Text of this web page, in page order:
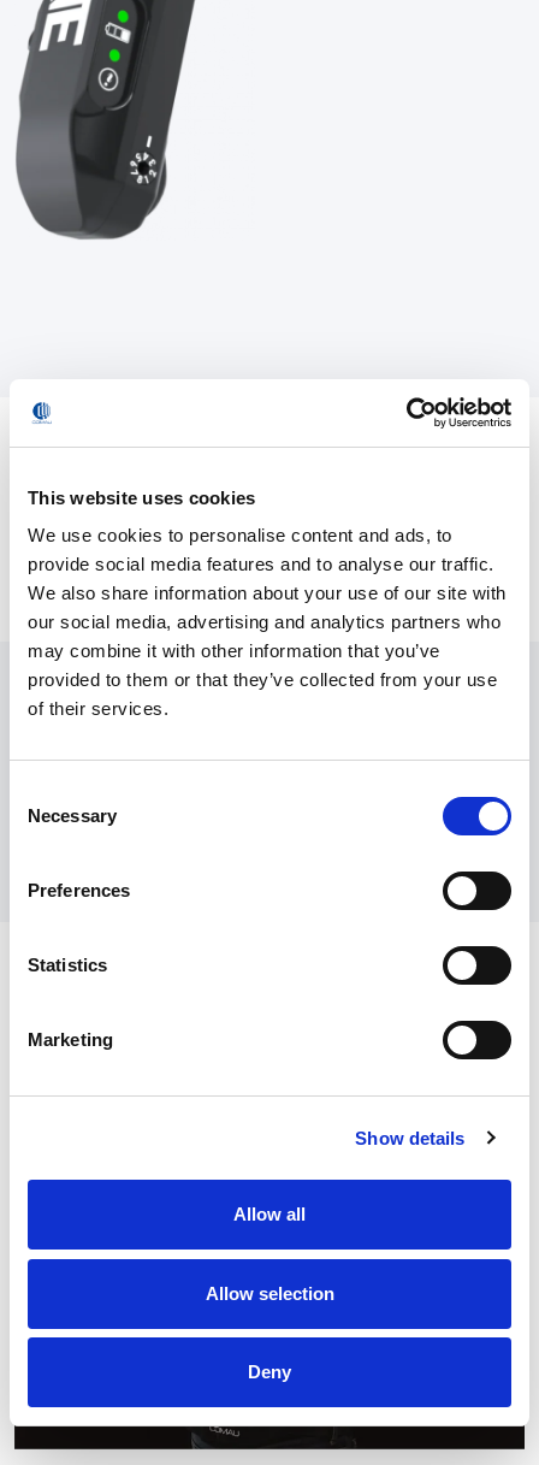
This website uses cookies
We use cookies to personalise content and ads, to
provide social media features and to analyse our traffic.
We also share information about your use of our site with
our social media, advertising and analytics partners who
may combine it with other information that you’ve
provided to them or that they’ve collected from your use
of their services.
Selection
Necessary
Preferences
Statistics
Marketing
Show details
Allow all
Allow selection
Deny
Scarica i materiali
Brochure
(ITA) Brochure MATE-XT 4.0 PDF format
Guida Rapida
format
(ITA) Manuale di istruzioni MATE-XT 4.0